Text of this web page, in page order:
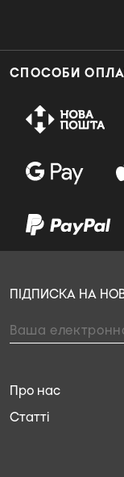
СПОСОБИ
Про нас
Статті
ПІДПИСКА НА